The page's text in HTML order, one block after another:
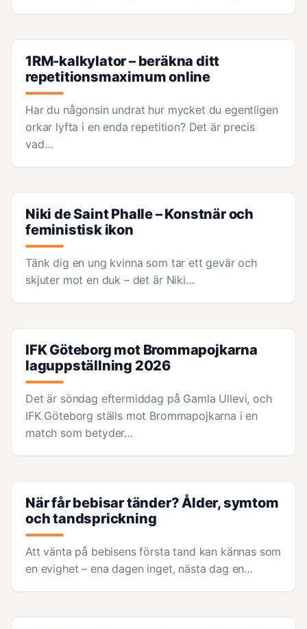
1RM-kalkylator – beräkna ditt
repetitionsmaximum online
Har du någonsin undrat hur mycket du egentligen
orkar lyfta i en enda repetition? Det är precis
vad…
Niki de Saint Phalle – Konstnär och
feministisk ikon
Tänk dig en ung kvinna som tar ett gevär och
skjuter mot en duk – det är Niki…
IFK Göteborg mot Brommapojkarna
laguppställning 2026
Det är söndag eftermiddag på Gamla Ullevi, och
IFK Göteborg ställs mot Brommapojkarna i en
match som betyder…
När får bebisar tänder? Ålder, symtom
och tandsprickning
Att vänta på bebisens första tand kan kännas som
en evighet – ena dagen inget, nästa dag en…